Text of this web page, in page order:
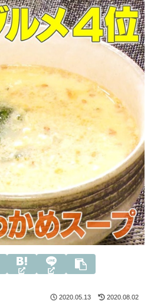
2020.05.13 2020.08.02